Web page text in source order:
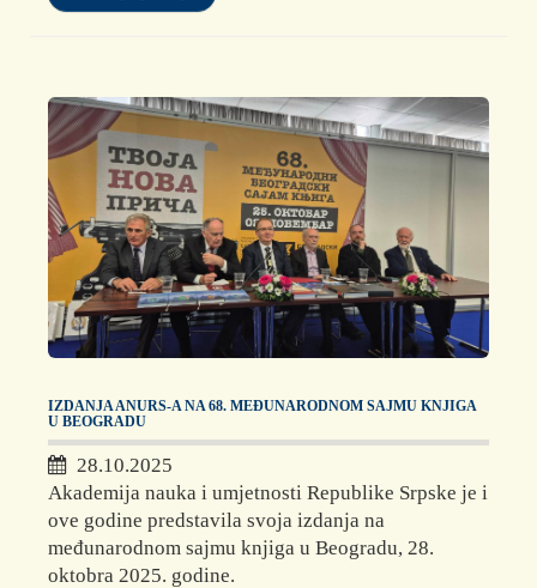
IZDANJA ANURS-A NA 68. MEĐUNARODNOM SAJMU KNJIGA
U BEOGRADU
28.10.2025
Akademija nauka i umjetnosti Republike Srpske je i
ove godine predstavila svoja izdanja na
međunarodnom sajmu knjiga u Beogradu, 28.
oktobra 2025. godine.